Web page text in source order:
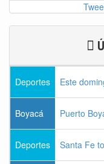
Deportes Este
Boyacá Puerto
Deportes Santa Fe